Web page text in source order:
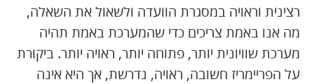
רצינית וראויה במסגרת הוועדה ולשאול את השאלה,
מה אנו באמת צריכים כדי שהמערכת באמת תהיה
מערכת שוויונית יותר, פתוחה יותר, ראויה יותר. ביקורת
על הפריימריז חשובה, ראויה, נדרשת, אך היא אינה